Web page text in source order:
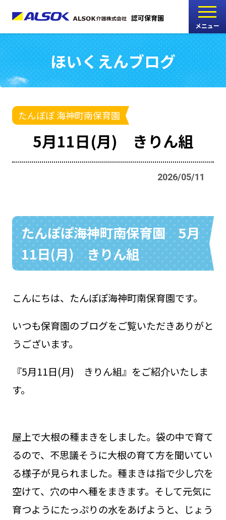
認可保育園
メニュー
こどもの家
志木中宗岡保育園
たんぽぽ
西船橋駅前保育園
RECRUIT
048-631-3721 お問い合わせ
ほいくえんブログ
たんぽぽ 海神町南保育園
5月11日(月) きりん組
2026/05/11
たんぽぽ海神町南保育園 5月
11日(月) きりん組
こんにちは、たんぽぽ海神町南保育園です。
いつも保育園のブログをご覧いただきありがと
うございます。
『5月11日(月) きりん組』をご紹介いたしま
す。
屋上で大根の種まきをしました。袋の中で育て
るので、不思議そうに大根の育て方を聞いてい
る様子が見られました。種まきは指で少し穴を
空けて、穴の中へ種をまきます。そして元気に
育つようにたっぷりの水をあげようと、じょう